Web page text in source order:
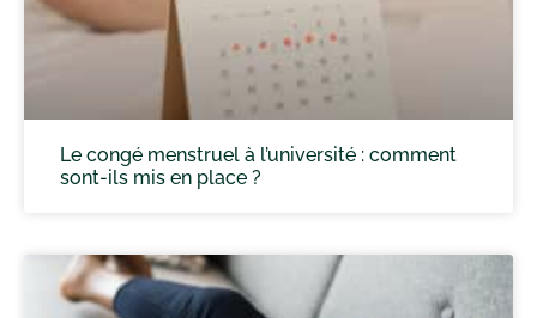
Le congé menstruel à l’université : comment
sont-ils mis en place ?